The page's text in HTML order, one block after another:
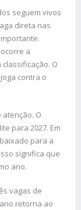
seguem vivos
direta nas
a
O
contra o
O
para 2027. Em
para a
significa que
ano.
vagas de
retorna ao